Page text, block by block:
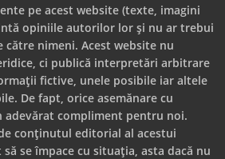
pe acest website (texte, imagini
opiniile autorilor lor și nu ar trebui
către nimeni. Acest website nu
ci publică interpretări arbitrare
fictive, unele posibile iar altele
De fapt, orice asemănare cu
adevărat compliment pentru noi.
conținutul editorial al acestui
se împace cu situația, asta dacă nu